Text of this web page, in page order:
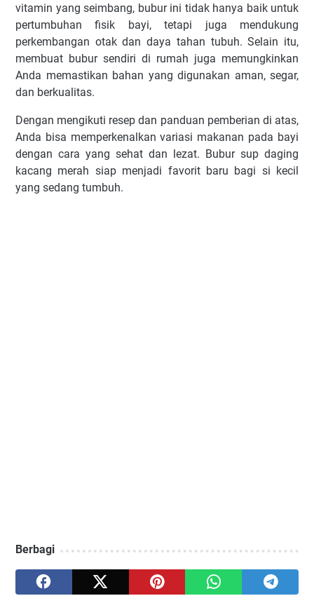
vitamin yang seimbang, bubur ini tidak hanya baik untuk
pertumbuhan fisik bayi, tetapi juga mendukung
perkembangan otak dan daya tahan tubuh. Selain itu,
membuat bubur sendiri di rumah juga memungkinkan
Anda memastikan bahan yang digunakan aman, segar,
dan berkualitas.
Dengan mengikuti resep dan panduan pemberian di atas,
Anda bisa memperkenalkan variasi makanan pada bayi
dengan cara yang sehat dan lezat. Bubur sup daging
kacang merah siap menjadi favorit baru bagi si kecil
yang sedang tumbuh.
Berbagi